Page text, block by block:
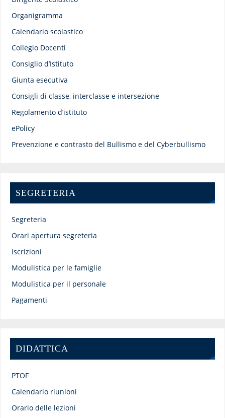
Organigramma
Calendario scolastico
Collegio Docenti
Consiglio d’Istituto
Giunta esecutiva
Consigli di classe, interclasse e intersezione
Regolamento d’istituto
ePolicy
Prevenzione e contrasto del Bullismo e del Cyberbullismo
SEGRETERIA
Segreteria
Orari apertura segreteria
Iscrizioni
Modulistica per le famiglie
Modulistica per il personale
Pagamenti
DIDATTICA
PTOF
Calendario riunioni
Orario delle lezioni